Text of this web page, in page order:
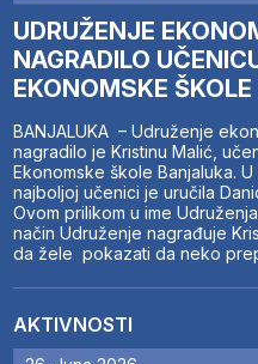
UDRUŽENJE
NAGRADILO
EKONOMSKE ŠKOLE
BANJALUKA – Udruženje
nagradilo je Kristinu Malić,
Ekonomske škole Banjaluka.
najboljoj učenici je uručila
Ovom prilikom u ime
način Udruženje nagrađuje
da žele pokazati da neko
AKTIVNOSTI